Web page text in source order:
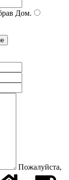
Дом.
Пожалуйста,